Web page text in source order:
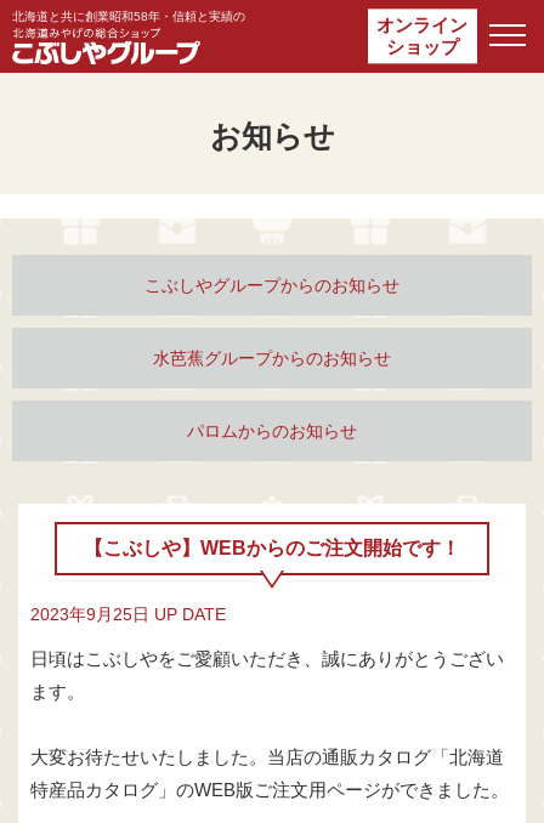
北海道と共に創業昭和58年・ 信頼と実績の
オンライン
ショップ
お知らせ
こぶしやグループからのお知らせ
水芭蕉グループからのお知らせ
パロムからのお知らせ
【こぶしや】WEBからのご注文開始です！
2023年9月25日 UP DATE
日頃はこぶしやをご愛顧いただき、誠にありがとうござい
ます。
大変お待たせいたしました。当店の通販カタログ「北海道
特産品カタログ」のWEB版ご注文用ページができました。